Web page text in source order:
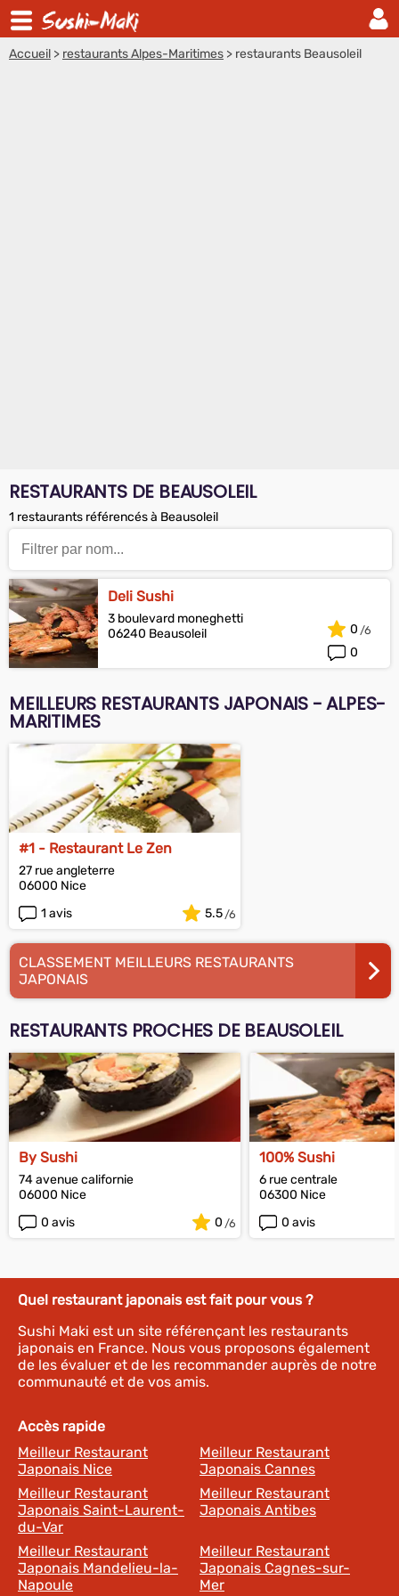
Accueil > restaurants Alpes-Maritimes > restaurants Beausoleil
RESTAURANTS DE BEAUSOLEIL
1 restaurants référencés à Beausoleil
Deli Sushi
3 boulevard moneghetti
06240 Beausoleil
0
0
MEILLEURS RESTAURANTS JAPONAIS - ALPES-
MARITIMES
#1 - Restaurant Le Zen
27 rue angleterre
06000 Nice
1 avis
5.5
CLASSEMENT MEILLEURS RESTAURANTS
JAPONAIS
RESTAURANTS PROCHES DE BEAUSOLEIL
By Sushi
74 avenue californie
06000 Nice
0 avis
0
100% Sushi
6 rue centrale
06300 Nice
0 avis
Quel restaurant japonais est fait pour vous ?
Sushi Maki est un site référençant les restaurants
japonais en France. Nous vous proposons également
de les évaluer et de les recommander auprès de notre
communauté et de vos amis.
Accès rapide
Meilleur Restaurant
Japonais Nice
Meilleur Restaurant
Japonais Cannes
Meilleur Restaurant
Japonais Saint-Laurent-
du-Var
Meilleur Restaurant
Japonais Antibes
Meilleur Restaurant
Japonais Mandelieu-la-
Napoule
Meilleur Restaurant
Japonais Cagnes-sur-
Mer